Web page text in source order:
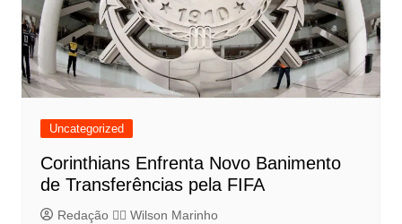
Uncategorized
Corinthians Enfrenta Novo Banimento
de Transferências pela FIFA
Redação 👨‍⚖️​ Wilson Marinho